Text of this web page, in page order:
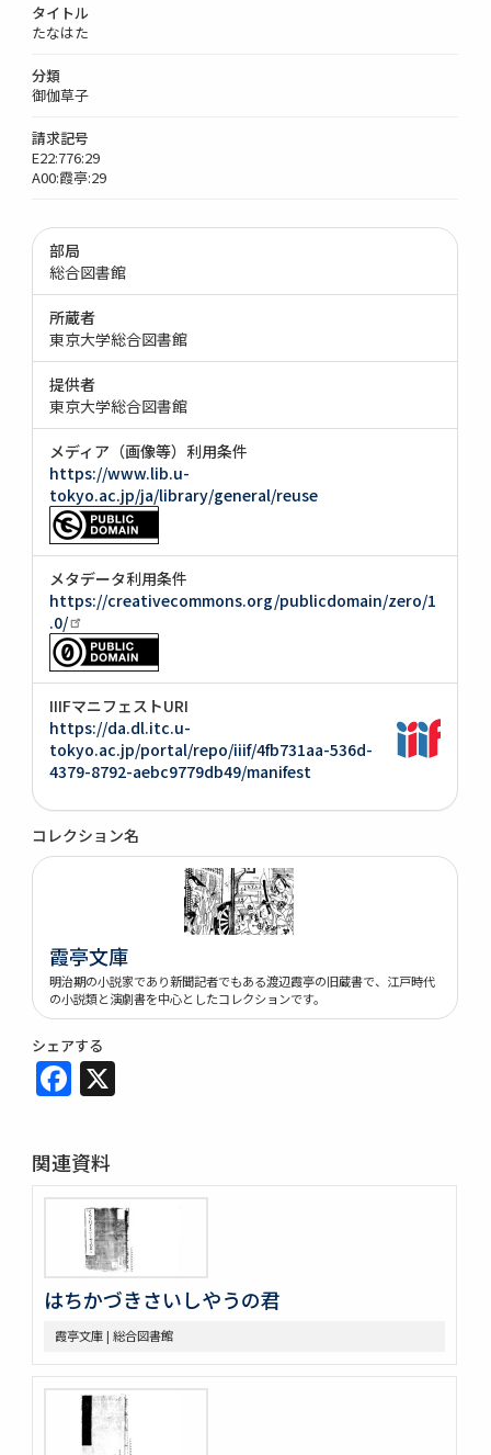
タイトル
たなはた
分類
御伽草子
請求記号
E22:776:29
A00:霞亭:29
部局
総合図書館
所蔵者
東京大学総合図書館
提供者
東京大学総合図書館
メディア（画像等）利用条件
https://www.lib.u-
tokyo.ac.jp/ja/library/general/reuse
メタデータ利用条件
https://creativecommons.org/publicdomain/zero/1
.0/
IIIFマニフェストURI
https://da.dl.itc.u-
tokyo.ac.jp/portal/repo/iiif/4fb731aa-536d-
4379-8792-aebc9779db49/manifest
コレクション名
霞亭文庫
明治期の小説家であり新聞記者でもある渡辺霞亭の旧蔵書で、江戸時代
の小説類と演劇書を中心としたコレクションです。
シェアする
Facebook
関連資料
はちかづきさいしやうの君
霞亭文庫 | 総合図書館